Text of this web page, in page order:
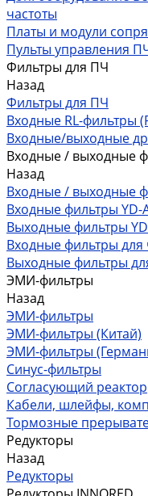
частоты
Платы и модули
Пульты управления
Фильтры для ПЧ
Назад
Фильтры для ПЧ
Входные RL-фильтры
Входные/выходные
Входные / выходные
Назад
Входные / выходные
Входные фильтры YD-
Выходные фильтры
Входные фильтры для
Выходные фильтры
ЭМИ-фильтры
Назад
ЭМИ-фильтры
ЭМИ-фильтры (Китай)
ЭМИ-фильтры
Cинус-фильтры
Согласующий реактор
Кабели, шлейфы,
Тормозные
Редукторы
Назад
Редукторы